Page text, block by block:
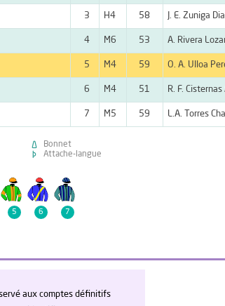
3 H4 58 J. E. Zuniga
4 M6 53 A. Rivera
5 M4 59 O. A. Ulloa
6 M4 51
7 M5 59
 Bonnet
 Attache-langue
5 6 7
aux comptes définitifs